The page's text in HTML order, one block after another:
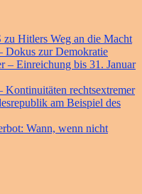
Hitlers Weg an die Macht
Dokus zur Demokratie
– Einreichung bis 31. Januar
Kontinuitäten rechtsextremer
am Beispiel des
Wann, wenn nicht